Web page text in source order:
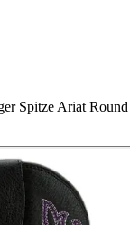
Spitze Ariat Round